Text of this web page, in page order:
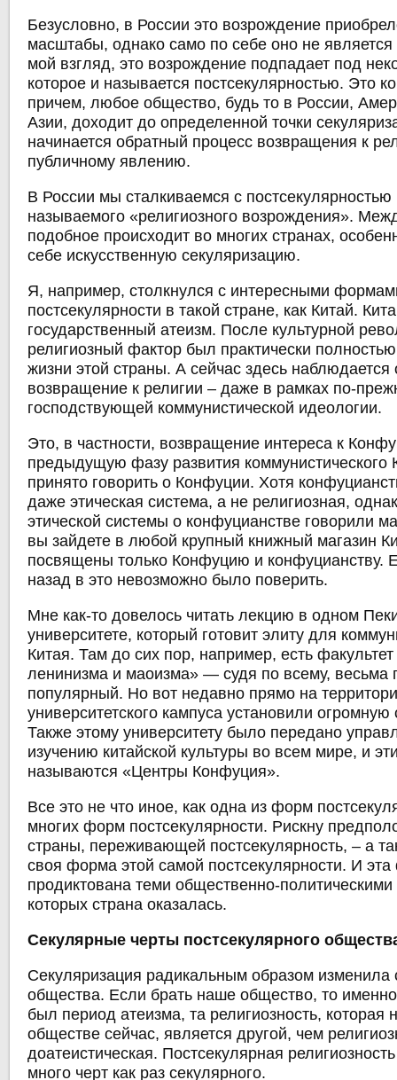
Безусловно, в России это возрождение
масштабы, однако само по себе оно не
мой взгляд, это возрождение подпадает под
которое и называется постсекулярностью. Это
причем, любое общество, будь то в России,
Азии, доходит до определенной точки
начинается обратный процесс возвращения к
публичному явлению.
В России мы сталкиваемся с постсекулярностью
называемого «религиозного возрождения».
подобное происходит во многих странах,
себе искусственную секуляризацию.
Я, например, столкнулся с интересными
постсекулярности в такой стране, как Китай.
государственный атеизм. После культурной
религиозный фактор был практически
жизни этой страны. А сейчас здесь наблюдается
возвращение к религии – даже в рамках по-
господствующей коммунистической идеологии.
Это, в частности, возвращение интереса к
предыдущую фазу развития коммунистического
принято говорить о Конфуции. Хотя
даже этическая система, а не религиозная,
этической системы о конфуцианстве говорили
вы зайдете в любой крупный книжный магазин
посвящены только Конфуцию и конфуцианству.
назад в это невозможно было поверить.
Мне как-то довелось читать лекцию в одном
университете, который готовит элиту для
Китая. Там до сих пор, например, есть
ленинизма и маоизма» — судя по всему, весьма
популярный. Но вот недавно прямо на
университетского кампуса установили
Также этому университету было передано
изучению китайской культуры во всем мире, и
называются «Центры Конфуция».
Все это не что иное, как одна из форм
многих форм постсекулярности. Рискну
страны, переживающей постсекулярность, – а
своя форма этой самой постсекулярности. И
продиктована теми общественно-
которых страна оказалась.
Секулярные черты постсекулярного
Секуляризация радикальным образом изменила
общества. Если брать наше общество, то именно
был период атеизма, та религиозность, которая
обществе сейчас, является другой, чем
доатеистическая. Постсекулярная
много черт как раз секулярного.